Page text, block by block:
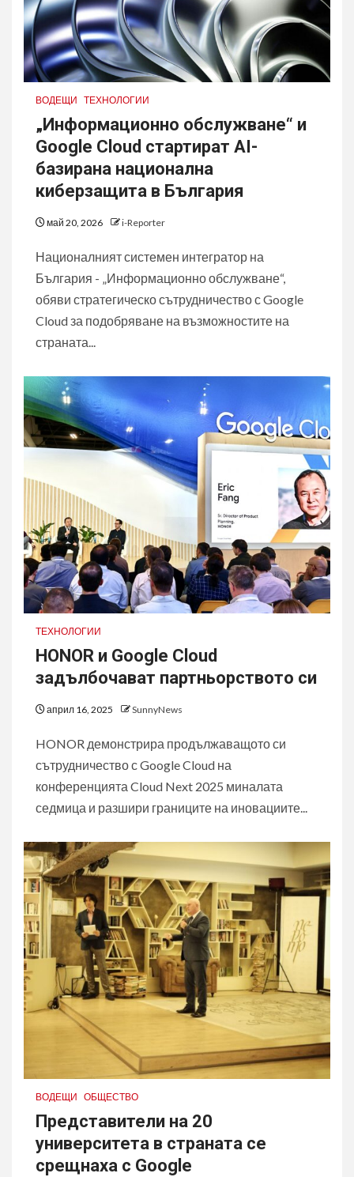
ВОДЕЩИ ТЕХНОЛОГИИ
„Информационно обслужване“ и
Google Cloud стартират AI-
базирана национална
киберзащита в България
май 20, 2026 i-Reporter
Националният системен интегратор на
България - „Информационно обслужване“,
обяви стратегическо сътрудничество с Google
Cloud за подобряване на възможностите на
страната...
ТЕХНОЛОГИИ
HONOR и Google Cloud
задълбочават партньорството си
април 16, 2025 SunnyNews
HONOR демонстрира продължаващото си
сътрудничество с Google Cloud на
конференцията Cloud Next 2025 миналата
седмица и разшири границите на иновациите...
ВОДЕЩИ ОБЩЕСТВО
Представители на 20
университета в страната се
срещнаха с Google